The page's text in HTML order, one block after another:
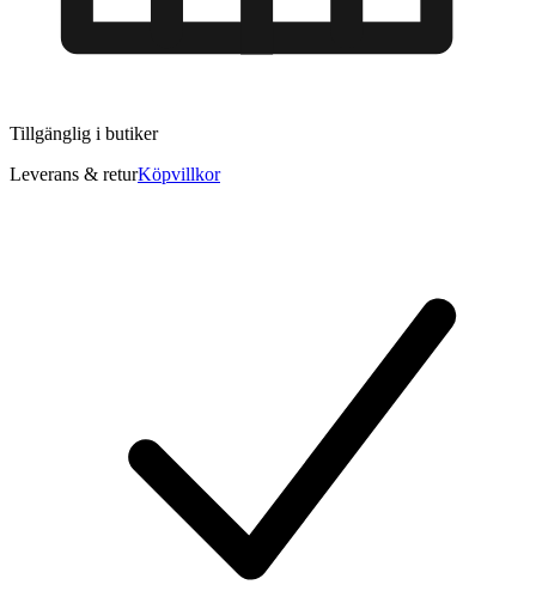
Tillgänglig i butiker
Leverans & returKöpvillkor